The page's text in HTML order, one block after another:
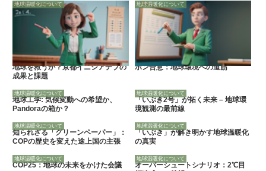
地球温暖化について
地球を救うか？京都イニシアチブの
成果と課題
地球温暖化について
ボン合意：地球環境への道筋
地球温暖化について
地球工学: 気候変動への希望か、
Pandoraの箱か？
地球温暖化について
「いぶき2号」が拓く未来 – 地球環
境観測の最前線
地球温暖化について
知られざる「グリーンペーパー」：
COPの歴史を変えた途上国の主張
地球温暖化について
「いぶき」が解き明かす地球温暖化
の真実
地球温暖化について
COP25：地球の未来をかけた会議
地球温暖化について
オーバーシュートシナリオ：2℃目